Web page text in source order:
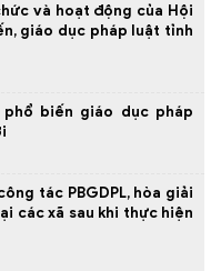
và hoạt động của Hội
giáo dục pháp luật tỉnh
biến giáo dục pháp
tác PBGDPL, hòa giải
các xã sau khi thực hiện